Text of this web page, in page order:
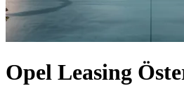
Opel Leasing